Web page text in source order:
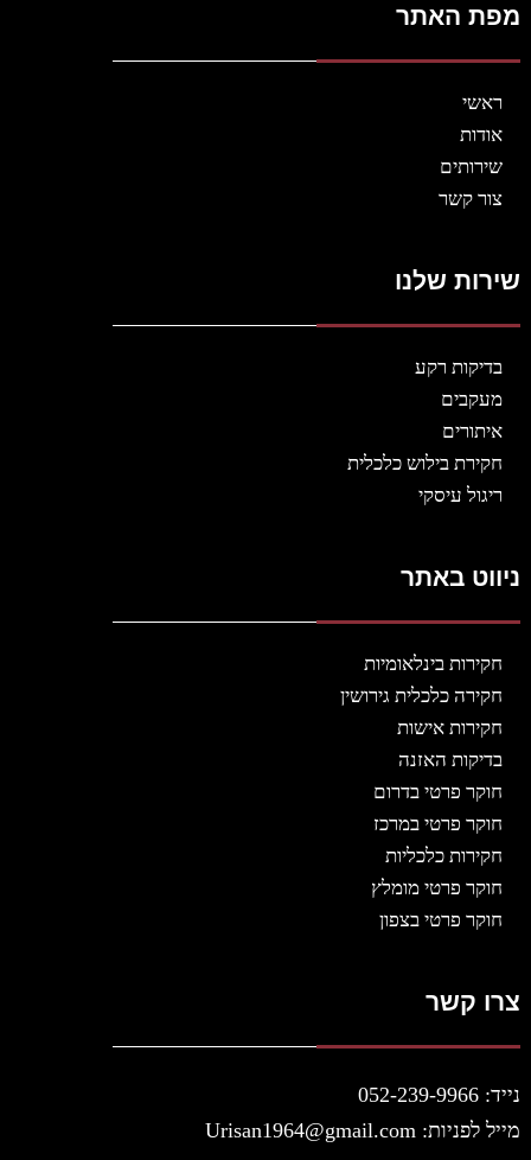
מפת האתר
ראשי
אודות
שירותים
צור קשר
שירות שלנו
בדיקות רקע
מעקבים
איתורים
חקירת בילוש כלכלית
ריגול עיסקי
ניווט באתר
חקירות בינלאומיות
חקירה כלכלית גירושין
חקירות אישות
בדיקות האזנה
חוקר פרטי בדרום
חוקר פרטי במרכז
חקירות כלכליות
חוקר פרטי מומלץ
חוקר פרטי בצפון
צרו קשר
נייד: 052-239-9966
מייל לפניות: Urisan1964@gmail.com